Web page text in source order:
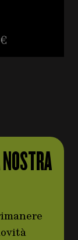
leggendo la